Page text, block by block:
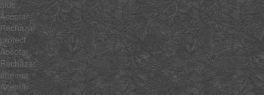
hide
Aceptar
Rechazar
protect
Aceptar
Rechazar
attempt
Aceptar